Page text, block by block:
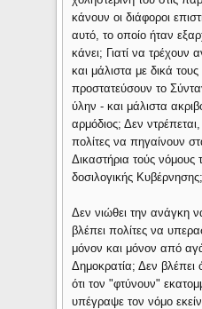
κάνουν οι διάφοροι
αυτό, το οποίο ήταν
κάνει; Γιατί να τρέχουν
και μάλιστα με δικά
προστατεύσουν το
ύλην - και μάλιστα
αρμόδιος; Δεν
πολίτες να πηγαίνουν
Δικαστήρια τούς νόμους
δοσιλογικής Κυβέρνησης;
Δεν νιώθει την ανάγκη
βλέπει πολίτες να
μόνον και μόνον από
Δημοκρατία; Δεν βλέπει
ότι τον "φτύνουν"
υπέγραψε τον νόμο